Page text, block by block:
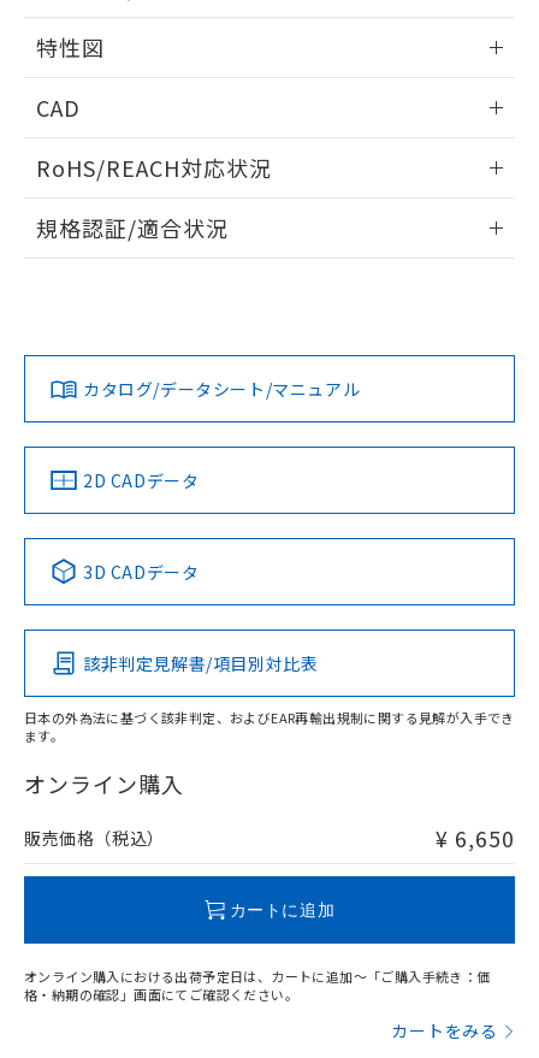
外形図
端子配置/内部接続
特性図
電気的寿命曲線
開閉容量
CAD
ドすることができます。
ログイン/会員登録
ダウンロードデータをご利用いただく前に、以下を必ずお読
みください。
ソフトウェアの使用条件
RoHS/REACH対応状況
EU RoHS 注意事項・凡例
対応済み
中国 RoHS 注意事項・凡例
Pb Hg Cd Cr(VI)
O
在庫等で未対応品が混在する可能性があります。
問い合わせください。
規格認証/適合状況
LR型式承認
（イギリス
船舶規格）
DNV型式承認
（ノルウェー
BV型式承認
（フランス
KR型式
（韓国
No No No No
この製品の規格認証/適合状況ページへ
その他の認証はこちらのページからご検索ください
カタログ/データシート/マニュアル
2D CADデータ
3D CADデータ
該非判定見解書/項目別対比表
日本の外為法に基づく該非判定、およびEAR再輸出規制に関する見解が入手でき
ます。
オンライン購入
販売価格（税込） ¥ 6,650
カートに追加
オンライン購入における出荷予定日は、カートに追加～「ご購入手続き：価
格・納期の確認」画面にてご確認ください。
カートをみる